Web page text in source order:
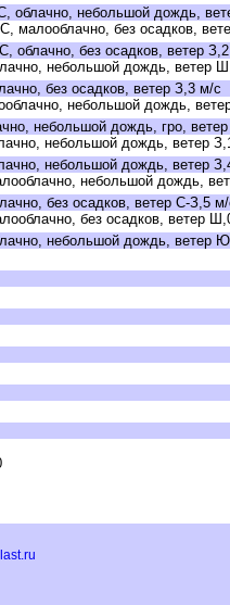
облачно, небольшой дождь,
малооблачно, без осадков,
облачно, без осадков, ветер
небольшой дождь, ветер
без осадков, ветер З,3 м/с
небольшой дождь,
небольшой дождь, гро,
небольшой дождь, ветер
небольшой дождь, ветер
небольшой дождь,
без осадков, ветер С-З,5 м/
без осадков, ветер
небольшой дождь, ветер